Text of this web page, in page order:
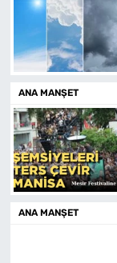
ANA MANŞET
ANA MANŞET